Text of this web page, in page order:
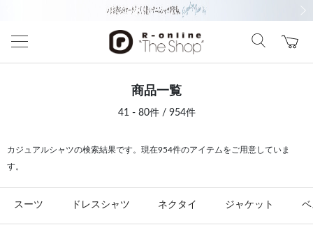
商品一覧
41 - 80件 / 954件
カジュアルシャツの検索結果です。現在954件のアイテムをご用意していま
す。
スーツ ドレスシャツ ネクタイ ジャケット